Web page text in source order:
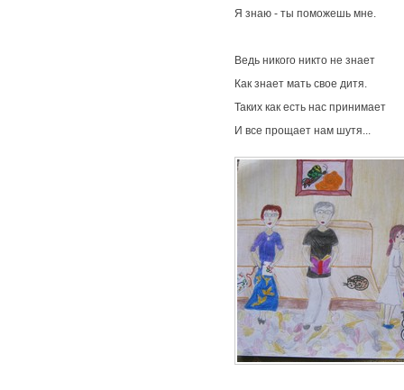
Я знаю - ты поможешь мне.
Ведь никого никто не знает
Как знает мать свое дитя.
Таких как есть нас принимает
И все прощает нам шутя...